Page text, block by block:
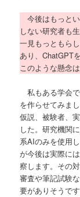
今後はもっと
しない研究者も
一見もっともら
あり、ChatGPT
このような懸念
私もある学会
を作らせてみま
仮説、被験者、
した。研究機関
系AIのみを使用
が今後は実際に
察します。その
審査や筆記試験
要がありそうです